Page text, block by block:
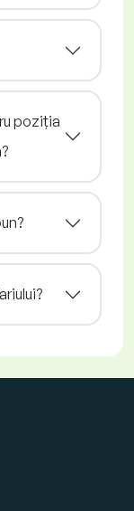
poziția